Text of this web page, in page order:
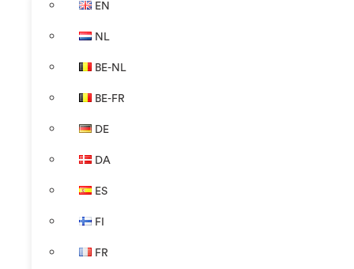
EN
NL
BE-NL
BE-FR
DE
DA
ES
FI
FR